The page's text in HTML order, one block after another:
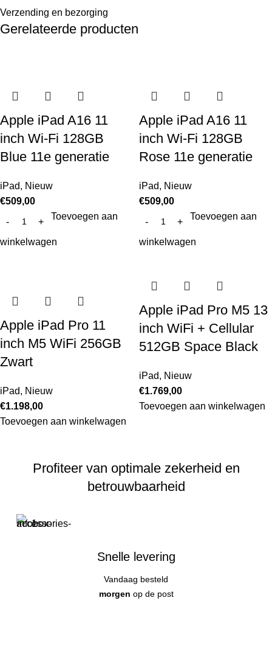
Verzending en bezorging
Gerelateerde producten
Apple iPad A16 11
inch Wi-Fi 128GB
Blue 11e generatie
iPad, Nieuw
€509,00
Toevoegen aan
winkelwagen
Apple iPad A16 11
inch Wi-Fi 128GB
Rose 11e generatie
iPad, Nieuw
€509,00
Toevoegen aan
winkelwagen
Apple iPad Pro 11
inch M5 WiFi 256GB
Zwart
iPad, Nieuw
€1.198,00
Toevoegen aan winkelwagen
Apple iPad Pro M5 13
inch WiFi + Cellular
512GB Space Black
iPad, Nieuw
€1.769,00
Toevoegen aan winkelwagen
Profiteer van optimale zekerheid en
betrouwbaarheid
Snelle levering
Vandaag besteld
morgen op de post